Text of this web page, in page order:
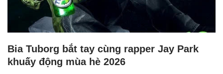
Bia Tuborg bắt tay cùng rapper Jay Park
khuấy động mùa hè 2026